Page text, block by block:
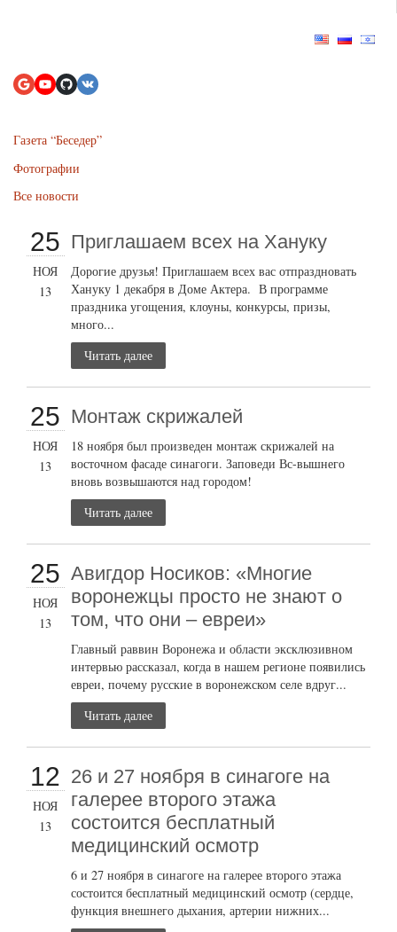
Газета “Беседер”
Фотографии
Все новости
25
НОЯ
13
Приглашаем всех на Хануку
Дорогие друзья! Приглашаем всех вас отпраздновать
Хануку 1 декабря в Доме Актера. В программе
праздника угощения, клоуны, конкурсы, призы,
много...
Читать далее
25
НОЯ
13
Монтаж скрижалей
18 ноября был произведен монтаж скрижалей на
восточном фасаде синагоги. Заповеди Вс-вышнего
вновь возвышаются над городом!
Читать далее
25
НОЯ
13
Авигдор Носиков: «Многие
воронежцы просто не знают о
том, что они – евреи»
Главный раввин Воронежа и области эксклюзивном
интервью рассказал, когда в нашем регионе появились
евреи, почему русские в воронежском селе вдруг...
Читать далее
12
НОЯ
13
26 и 27 ноября в синагоге на
галерее второго этажа
состоится бесплатный
медицинский осмотр
6 и 27 ноября в синагоге на галерее второго этажа
состоится бесплатный медицинский осмотр (сердце,
функция внешнего дыхания, артерии нижних...